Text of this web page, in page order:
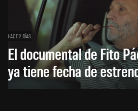
HACE 2 DÍAS
El documental de Fito
ya tiene fecha de